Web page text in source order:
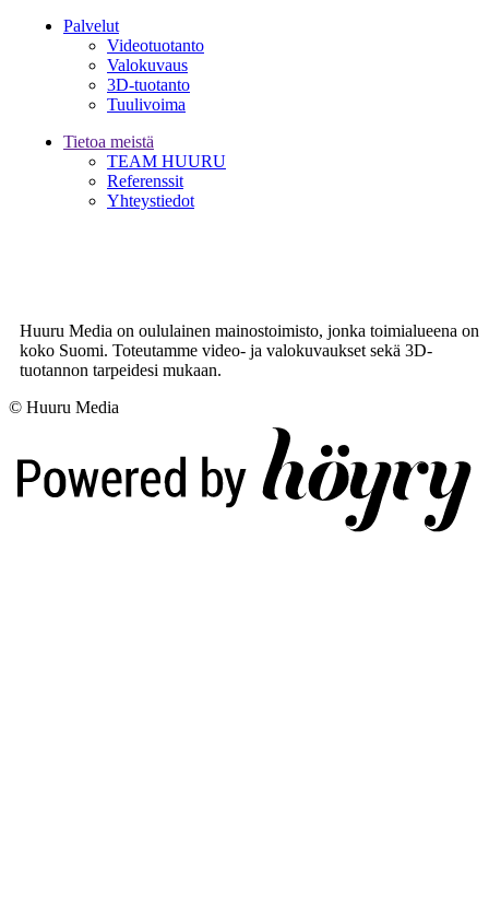
Palvelut
Videotuotanto
Valokuvaus
3D-tuotanto
Tuulivoima
Tietoa meistä
TEAM HUURU
Referenssit
Yhteystiedot
Huuru Media on oululainen mainostoimisto, jonka toimialueena on
koko Suomi. Toteutamme video- ja valokuvaukset sekä 3D-
tuotannon tarpeidesi mukaan.
© Huuru Media